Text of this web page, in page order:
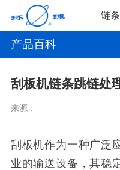
链
产品百科
刮板机链条跳链处
来源：
刮板机作为一种广泛
业的输送设备，其稳